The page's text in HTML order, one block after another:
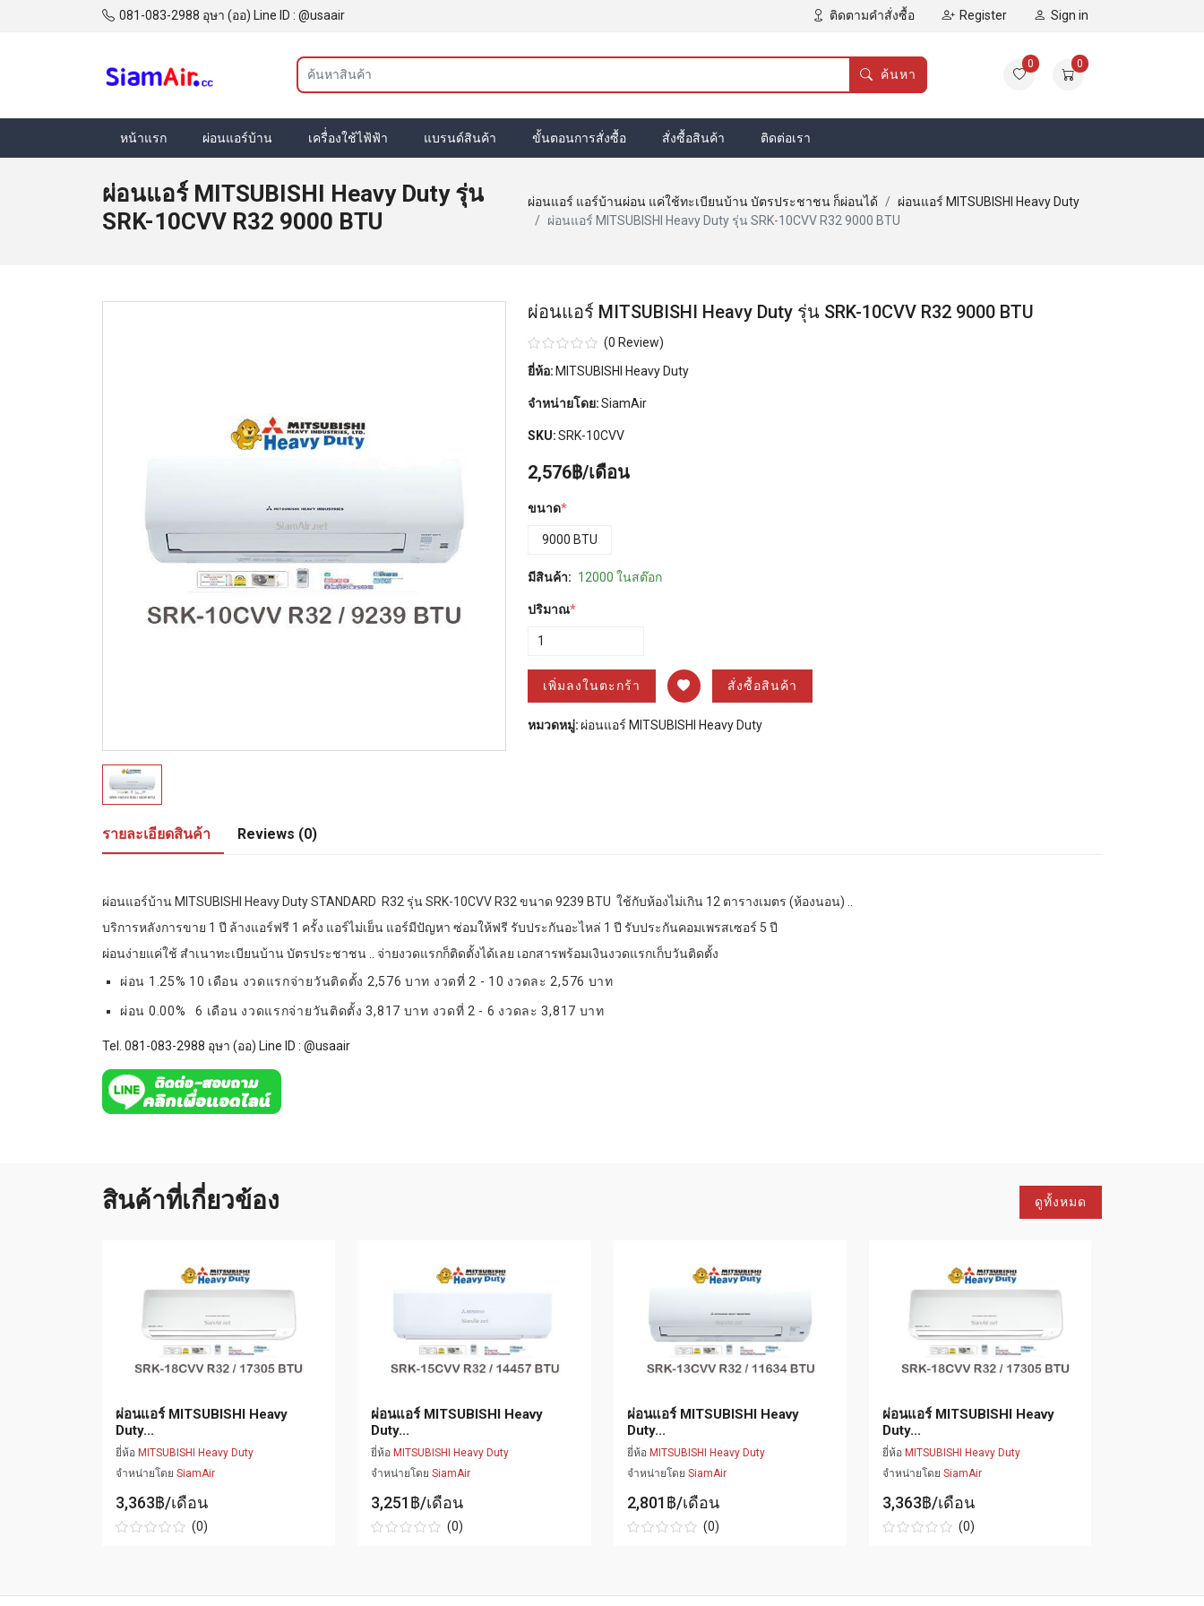
081-083-2988 อุษา (ออ) Line ID : @usaair ติดตามคำสั่งซื้อ Register Sign in
ค้นหา
0 0
หน้าแรก ผ่อนแอร์บ้าน เครื่่องใช้ไฟ้ฟ้า แบรนด์สินค้า ขั้นตอนการสั่งซื้อ สั่งซื้อสินค้า ติดต่อเรา
ผ่อนแอร์ MITSUBISHI Heavy Duty รุ่น
SRK-10CVV R32 9000 BTU
ผ่อนแอร์ แอร์บ้านผ่อน แค่ใช้ทะเบียนบ้าน บัตรประชาชน ก็ผ่อนได้
ผ่อนแอร์ MITSUBISHI Heavy Duty
ผ่อนแอร์ MITSUBISHI Heavy Duty รุ่น SRK-10CVV R32 9000 BTU
ผ่อนแอร์ MITSUBISHI Heavy Duty รุ่น SRK-10CVV R32 9000 BTU
(0 Review)
ยี่ห้อ: MITSUBISHI Heavy Duty
จำหน่ายโดย:SiamAir
SKU:SRK-10CVV
2,576฿/เดือน
ขนาด*
9000 BTU
มีสินค้า: 12000 ในสต๊อก
ปริมาณ*
เพิ่มลงในตะกร้า สั่งซื้อสินค้า
หมวดหมู่: ผ่อนแอร์ MITSUBISHI Heavy Duty
รายละเอียดสินค้า Reviews (0)
ผ่อนแอร์บ้าน MITSUBISHI Heavy Duty STANDARD R32 รุ่น SRK-10CVV R32 ขนาด 9239 BTU ใช้กับห้องไม่เกิน 12 ตารางเมตร (ห้องนอน) ..
บริการหลังการขาย 1 ปี ล้างแอร์ฟรี 1 ครั้ง แอร์ไม่เย็น แอร์มีปัญหา ซ่อมให้ฟรี รับประกันอะไหล่ 1 ปี รับประกันคอมเพรสเซอร์ 5 ปี
ผ่อนง่ายแค่ใช้ สำเนาทะเบียนบ้าน บัตรประชาชน .. จ่ายงวดแรกก็ติดตั้งได้เลย เอกสารพร้อมเงินงวดแรกเก็บวันติดตั้ง
ผ่อน 1.25% 10 เดือน งวดแรกจ่ายวันติดตั้ง 2,576 บาท งวดที่ 2 - 10 งวดละ 2,576 บาท
ผ่อน 0.00% 6 เดือน งวดแรกจ่ายวันติดตั้ง 3,817 บาท งวดที่ 2 - 6 งวดละ 3,817 บาท
Tel. 081-083-2988 อุษา (ออ) Line ID : @usaair
สินค้าที่เกี่ยวข้อง ดูทั้งหมด
ผ่อนแอร์ MITSUBISHI Heavy
Duty...
ยี่ห้อ MITSUBISHI Heavy Duty
จำหน่ายโดย SiamAir
3,363฿/เดือน
(0)
ผ่อนแอร์ MITSUBISHI Heavy
Duty...
ยี่ห้อMITSUBISHI Heavy Duty
จำหน่ายโดยSiamAir
3,251฿/เดือน
(0)
ผ่อนแอร์ MITSUBISHI Heavy
Duty...
ยี่ห้อ MITSUBISHI Heavy Duty
จำหน่ายโดย SiamAir
2,801฿/เดือน
(0)
ผ่อนแอร์ MITSUBISHI Heavy
Duty...
ยี่ห้อ MITSUBISHI Heavy Duty
จำหน่ายโดย SiamAir
3,363฿/เดือน
(0)